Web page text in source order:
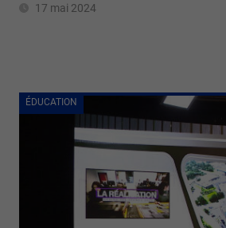
17 mai 2024
ÉDUCATION